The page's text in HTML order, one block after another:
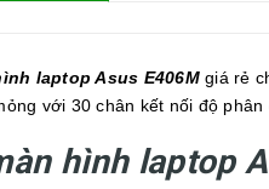
laptop Asus E406Mgiá rẻ
với 30 chân kết nối độ
hình laptop